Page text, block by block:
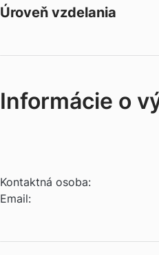
Úroveň vzdelania
Informácie o
Kontaktná osoba:
Email: